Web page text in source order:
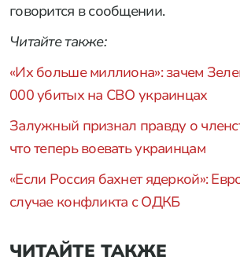
говорится в сообщении.
Читайте также:
«Их больше миллиона»: зачем
000 убитых на СВО украинцах
Залужный признал правду о
что теперь воевать украинцам
«Если Россия бахнет ядеркой»:
случае конфликта с ОДКБ
ЧИТАЙТЕ ТАКЖЕ